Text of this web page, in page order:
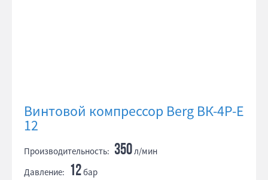
Винтовой компрессор Berg ВК-4Р-Е
12
Производительность: 350л/мин
Давление: 12бар